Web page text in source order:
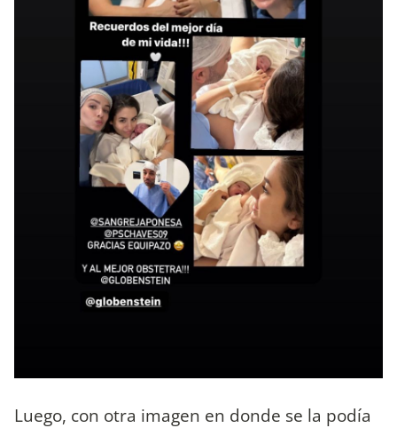
Luego, con otra imagen en donde se la podía